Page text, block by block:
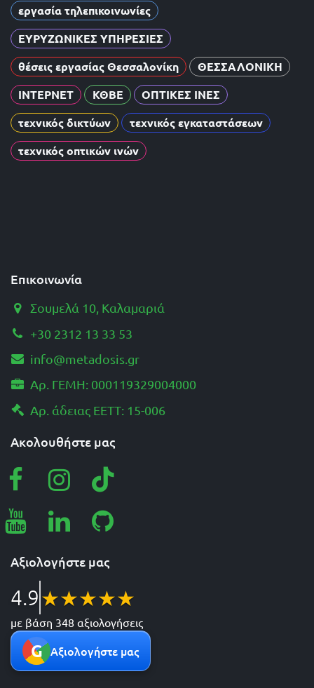
εργασία τηλεπικοινωνίες
ΕΥΡΥΖΩΝΙΚΕΣ ΥΠΗΡΕΣΙΕΣ
θέσεις εργασίας Θεσσαλονίκη
ΘΕΣΣΑΛΟΝΙΚΗ
ΙΝΤΕΡΝΕΤ
ΚΘΒΕ
ΟΠΤΙΚΕΣ ΙΝΕΣ
τεχνικός δικτύων
τεχνικός εγκαταστάσεων
τεχνικός οπτικών ινών
Επικοινωνία
Σουμελά 10, Καλαμαριά
+30 2312 13 33 53
info@metadosis.gr
Αρ. ΓΕΜΗ: 000119329004000
Αρ. άδειας ΕΕΤΤ: 15-006
Ακολουθήστε μας
Αξιολογήστε μας
4.9★★★★★
με βάση 348 αξιολογήσεις
G Αξιολογήστε μας